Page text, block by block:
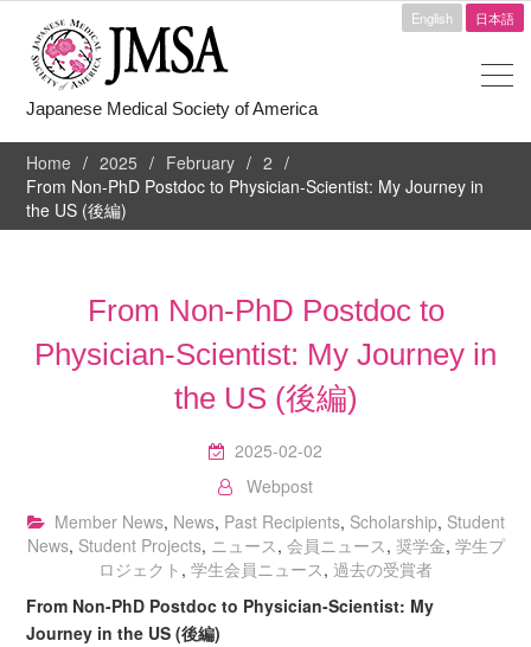
English 日本語
Japanese Medical Society of America
Home 2025 February
2
From Non-PhD Postdoc to Physician-Scientist: My Journey in
the US (後編)
From Non-PhD Postdoc to
Physician-Scientist: My Journey in
the US (後編)
2025-02-02
Webpost
Member News, News, Past Recipients, Scholarship, Student
News, Student Projects, ニュース, 会員ニュース, 奨学金, 学生プ
ロジェクト , 学生会員ニュース, 過去の受賞者
From Non-PhD Postdoc to Physician-Scientist: My
Journey in the US (後編)